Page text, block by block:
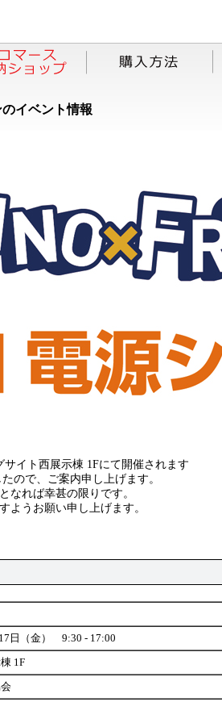
イベント情報
イト西展示棟 1Fにて開催されます
ので、ご案内申し上げます。
なれば幸甚の限りです。
ようお願い申し上げます。
日（金） 9:30 - 17:00
1F